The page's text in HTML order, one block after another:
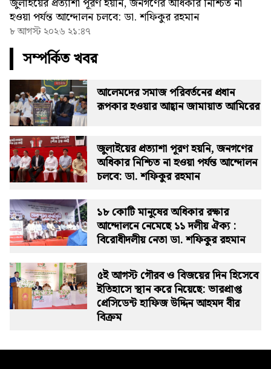
জুলাইয়ের প্রত্যাশা পূরণ হয়নি, জনগণের অধিকার নিশ্চিত না
হওয়া পর্যন্ত আন্দোলন চলবে: ডা. শফিকুর রহমান
৮ আগস্ট ২০২৬ ২১:৪৭
সম্পর্কিত খবর
আলেমদের সমাজ পরিবর্তনের প্রধান
রূপকার হওয়ার আহ্বান জামায়াত আমিরের
জুলাইয়ের প্রত্যাশা পূরণ হয়নি, জনগণের
অধিকার নিশ্চিত না হওয়া পর্যন্ত আন্দোলন
চলবে: ডা. শফিকুর রহমান
১৮ কোটি মানুষের অধিকার রক্ষার
আন্দোলনে নেমেছে ১১ দলীয় ঐক্য :
বিরোধীদলীয় নেতা ডা. শফিকুর রহমান
৫ই আগস্ট গৌরব ও বিজয়ের দিন হিসেবে
ইতিহাসে স্থান করে নিয়েছে: ভারপ্রাপ্ত
প্রেসিডেন্ট হাফিজ উদ্দিন আহমদ বীর
বিক্রম